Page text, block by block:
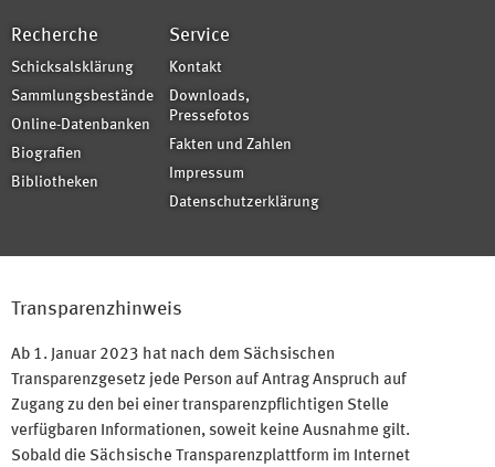
Recherche
Schicksalsklärung
Sammlungsbestände
Online-Datenbanken
Biografien
Bibliotheken
Service
Kontakt
Downloads,
Pressefotos
Fakten und Zahlen
Impressum
Datenschutzerklärung
Transparenzhinweis
Ab 1. Januar 2023 hat nach dem Sächsischen
Transparenzgesetz jede Person auf Antrag Anspruch auf
Zugang zu den bei einer transparenzpflichtigen Stelle
verfügbaren Informationen, soweit keine Ausnahme gilt.
Sobald die Sächsische Transparenzplattform im Internet